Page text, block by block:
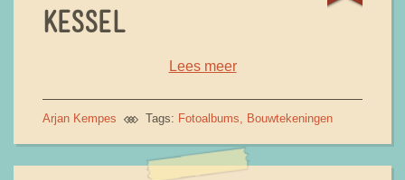
KESSEL
Lees meer
Arjan Kempes Tags: Fotoalbums Bouwtekeningen